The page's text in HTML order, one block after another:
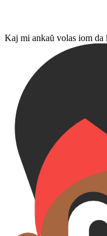
Kaj mi ankaŭ volas iom